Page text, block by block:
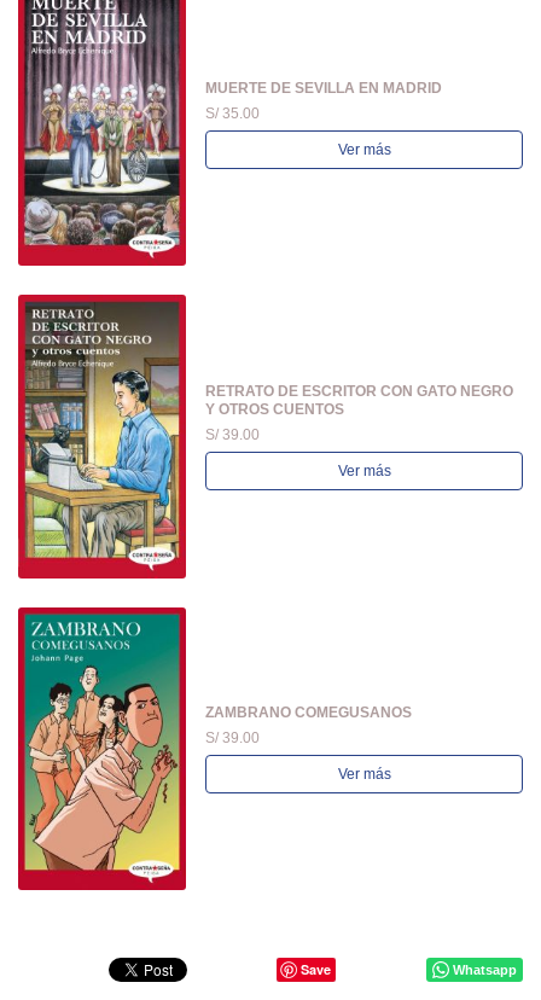
MUERTE DE SEVILLA EN MADRID
S/ 35.00
Ver más
RETRATO DE ESCRITOR CON GATO NEGRO
Y OTROS CUENTOS
S/ 39.00
Ver más
ZAMBRANO COMEGUSANOS
S/ 39.00
Ver más
Save Whatsapp